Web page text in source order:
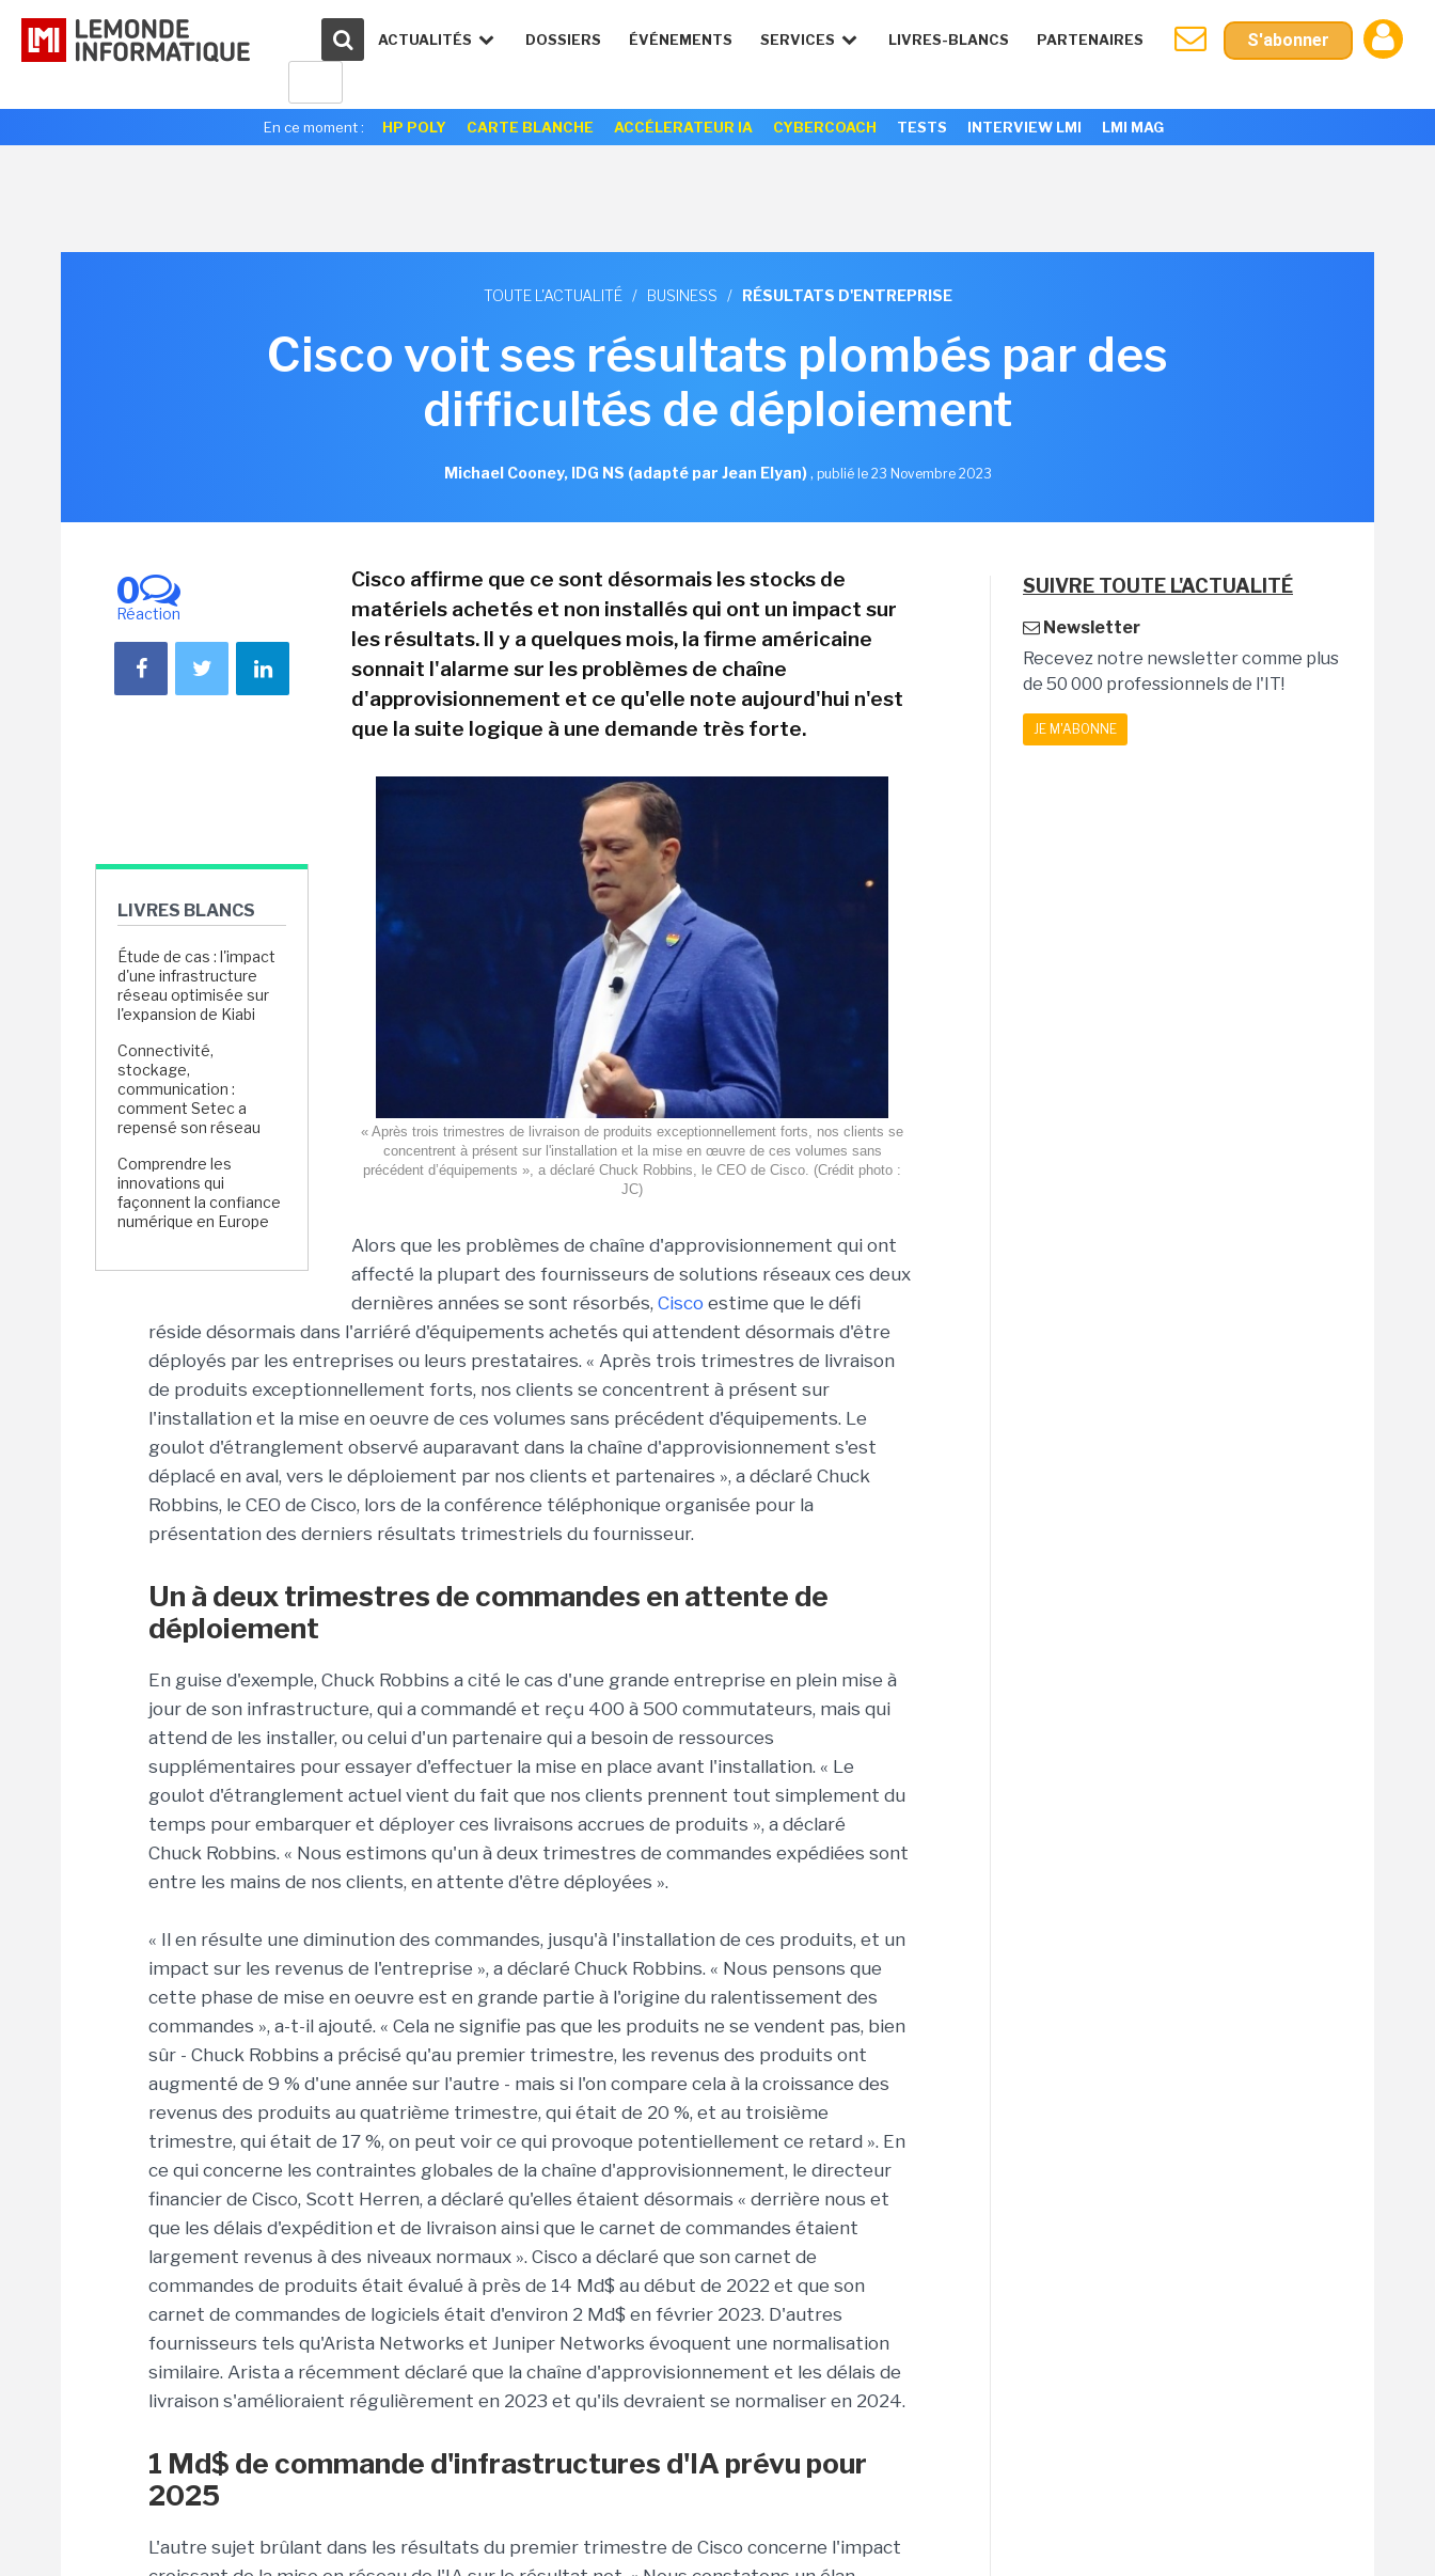
ACTUALITÉS DOSSIERS ÉVÉNEMENTS SERVICES LIVRES-BLANCS PARTENAIRES S'abonner
En ce moment : HP POLY CARTE BLANCHE ACCÉLERATEUR IA CYBERCOACH TESTS INTERVIEW LMI LMI MAG
TOUTE L'ACTUALITÉ / BUSINESS / RÉSULTATS D'ENTREPRISE
Cisco voit ses résultats plombés par des
difficultés de déploiement
Michael Cooney, IDG NS (adapté par Jean Elyan), publié le 23 Novembre 2023
0
Réaction
LIVRES BLANCS
Étude de cas : l'impact
d'une infrastructure
réseau optimisée sur
l'expansion de Kiabi
Connectivité,
stockage,
communication :
comment Setec a
repensé son réseau
Comprendre les
innovations qui
façonnent la confiance
numérique en Europe
Cisco affirme que ce sont désormais les stocks de
matériels achetés et non installés qui ont un impact sur
les résultats. Il y a quelques mois, la firme américaine
sonnait l'alarme sur les problèmes de chaîne
d'approvisionnement et ce qu'elle note aujourd'hui n'est
que la suite logique à une demande très forte.
« Après trois trimestres de livraison de produits exceptionnellement forts, nos clients se
concentrent à présent sur l'installation et la mise en œuvre de ces volumes sans
précédent d’équipements », a déclaré Chuck Robbins, le CEO de Cisco. (Crédit photo :
JC)
Alors que les problèmes de chaîne d'approvisionnement qui ont
affecté la plupart des fournisseurs de solutions réseaux ces deux
dernières années se sont résorbés, Cisco estime que le défi
réside désormais dans l'arriéré d'équipements achetés qui attendent désormais d'être
déployés par les entreprises ou leurs prestataires. « Après trois trimestres de livraison
de produits exceptionnellement forts, nos clients se concentrent à présent sur
l'installation et la mise en oeuvre de ces volumes sans précédent d'équipements. Le
goulot d'étranglement observé auparavant dans la chaîne d'approvisionnement s'est
déplacé en aval, vers le déploiement par nos clients et partenaires », a déclaré Chuck
Robbins, le CEO de Cisco, lors de la conférence téléphonique organisée pour la
présentation des derniers résultats trimestriels du fournisseur.
Un à deux trimestres de commandes en attente de
déploiement
En guise d'exemple, Chuck Robbins a cité le cas d'une grande entreprise en plein mise à
jour de son infrastructure, qui a commandé et reçu 400 à 500 commutateurs, mais qui
attend de les installer, ou celui d'un partenaire qui a besoin de ressources
supplémentaires pour essayer d'effectuer la mise en place avant l'installation. « Le
goulot d'étranglement actuel vient du fait que nos clients prennent tout simplement du
temps pour embarquer et déployer ces livraisons accrues de produits », a déclaré
Chuck Robbins. « Nous estimons qu'un à deux trimestres de commandes expédiées sont
entre les mains de nos clients, en attente d'être déployées ».
« Il en résulte une diminution des commandes, jusqu'à l'installation de ces produits, et un
impact sur les revenus de l'entreprise », a déclaré Chuck Robbins. « Nous pensons que
cette phase de mise en oeuvre est en grande partie à l'origine du ralentissement des
commandes », a-t-il ajouté. « Cela ne signifie pas que les produits ne se vendent pas, bien
sûr - Chuck Robbins a précisé qu'au premier trimestre, les revenus des produits ont
augmenté de 9 % d'une année sur l'autre - mais si l'on compare cela à la croissance des
revenus des produits au quatrième trimestre, qui était de 20 %, et au troisième
trimestre, qui était de 17 %, on peut voir ce qui provoque potentiellement ce retard ». En
ce qui concerne les contraintes globales de la chaîne d'approvisionnement, le directeur
financier de Cisco, Scott Herren, a déclaré qu'elles étaient désormais « derrière nous et
que les délais d'expédition et de livraison ainsi que le carnet de commandes étaient
largement revenus à des niveaux normaux ». Cisco a déclaré que son carnet de
commandes de produits était évalué à près de 14 Md$ au début de 2022 et que son
carnet de commandes de logiciels était d'environ 2 Md$ en février 2023. D'autres
fournisseurs tels qu'Arista Networks et Juniper Networks évoquent une normalisation
similaire. Arista a récemment déclaré que la chaîne d'approvisionnement et les délais de
livraison s'amélioraient régulièrement en 2023 et qu'ils devraient se normaliser en 2024.
1 Md$ de commande d'infrastructures d'IA prévu pour
2025
L'autre sujet brûlant dans les résultats du premier trimestre de Cisco concerne l'impact
SUIVRE TOUTE L'ACTUALITÉ
Newsletter
Recevez notre newsletter comme plus
de 50 000 professionnels de l'IT!
JE M'ABONNE